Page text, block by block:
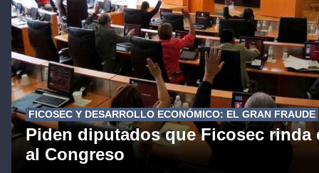
FICOSEC Y DESARROLLO ECONÓMICO: EL GRAN FRAUDE
Piden diputados que Ficosec rinda
al Congreso